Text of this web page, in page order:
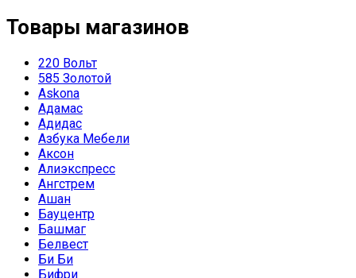
Товары магазинов
220 Вольт
585 Золотой
Askona
Адамас
Адидас
Азбука Мебели
Аксон
Алиэкспресс
Ангстрем
Ашан
Бауцентр
Башмаг
Белвест
Би Би
Бифри